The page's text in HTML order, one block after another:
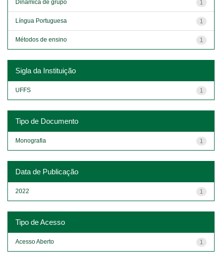
1
Dinâmica de grupo
1
Língua Portuguesa
1
Métodos de ensino
Sigla da Instituição
1
UFFS
Tipo de Documento
1
Monografia
Data de Publicação
1
2022
Tipo de Acesso
1
Acesso Aberto